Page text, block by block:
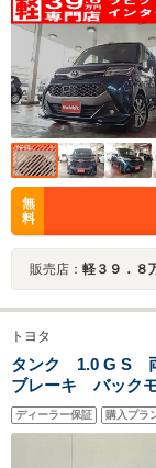
無
料
販売店： 軽３９．８
トヨタ
タンク 1.0 G S
ブレーキ バック
ー クルーズコント
ディーラー保証 購入プラ